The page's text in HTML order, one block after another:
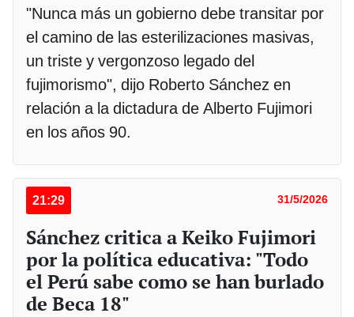
"Nunca más un gobierno debe transitar por
el camino de las esterilizaciones masivas,
un triste y vergonzoso legado del
fujimorismo", dijo Roberto Sánchez en
relación a la dictadura de Alberto Fujimori
en los años 90.
21:29 31/5/2026
Sánchez critica a Keiko Fujimori
por la política educativa: "Todo
el Perú sabe como se han burlado
de Beca 18"